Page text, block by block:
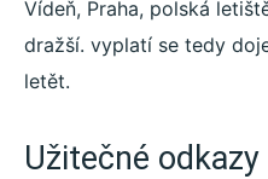
Vídeň, Praha, polská
dražší. vyplatí se tedy
letět.
Užitečné odkazy